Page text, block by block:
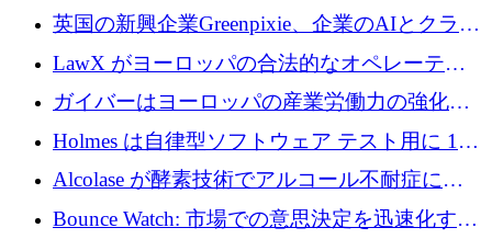
レイヤー」オペレーティング システムを構築
するシリーズ B で 4,000 万ドルを調達
英国の新興企業Greenpixie、企業のAIとクラウ
ドのエネルギー無駄を削減するために470万ポ
ンドを調達
LawX がヨーロッパの合法的なオペレーティ
ング システムを構築するために 750 万ユーロ
を調達
ガイバーはヨーロッパの産業労働力の強化に
貢献するために 140 万ユーロを獲得
Holmes は自律型ソフトウェア テスト用に 110
万ユーロのプレシードを提供して開始
Alcolase が酵素技術でアルコール不耐症に取
り組むために 150 万ユーロを調達
Bounce Watch: 市場での意思決定を迅速化する